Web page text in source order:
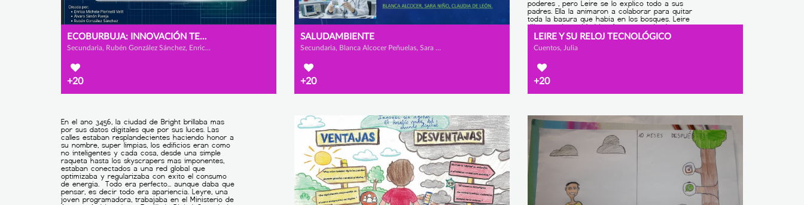
ECOBURBUJA: INNOVACIÓN TECNOLÓGICA PARA UN FUTURO SOSTENINBLE
Secundaria, Rubén González Sánchez, Enrico Michele Pierinelli Velit y Álvaro Simón Pareja
+20
SALUDAMBIENTE
Secundaria, Blanca Alcocer Peñuelas, Sara Niño Sepúlveda y Claudia de León Delgado
+20
LEIRE Y SU RELOJ TECNOLÓGICO
Cuentos, Julia
+20